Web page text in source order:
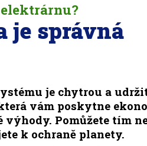
je správná
je chytrou a
vám poskytne
Pomůžete tím
k ochraně planety.